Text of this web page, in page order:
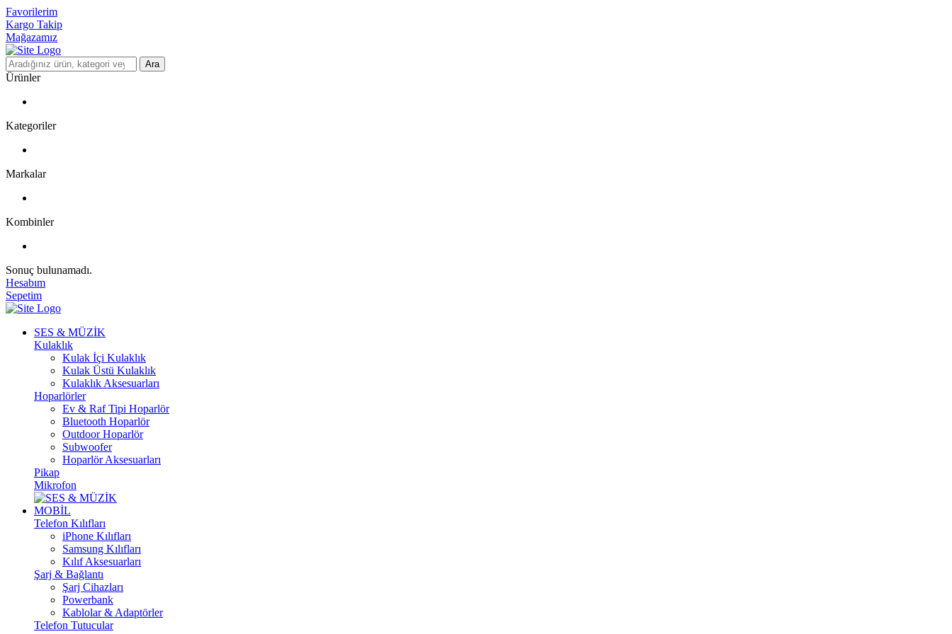
Favorilerim
Kargo Takip
Mağazamız
Ara
Ürünler
Kategoriler
Markalar
Kombinler
Sonuç bulunamadı.
Hesabım
Sepetim
SES & MÜZİK
Kulaklık
Kulak İçi Kulaklık
Kulak Üstü Kulaklık
Kulaklık Aksesuarları
Hoparlörler
Ev & Raf Tipi Hoparlör
Bluetooth Hoparlör
Outdoor Hoparlör
Subwoofer
Hoparlör Aksesuarları
Pikap
Mikrofon
MOBİL
Telefon Kılıfları
iPhone Kılıfları
Samsung Kılıfları
Kılıf Aksesuarları
Şarj & Bağlantı
Şarj Cihazları
Powerbank
Kablolar & Adaptörler
Telefon Tutucular